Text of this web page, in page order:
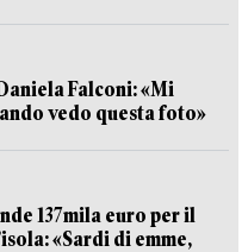
Falconi: «Mi
vedo questa foto»
137mila euro per il
«Sardi di emme,